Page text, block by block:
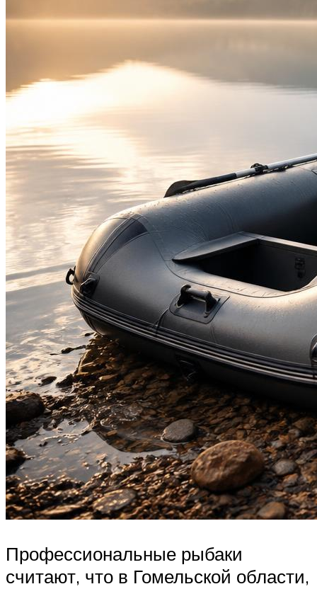
Профессиональные рыбаки
считают, что в Гомельской области,